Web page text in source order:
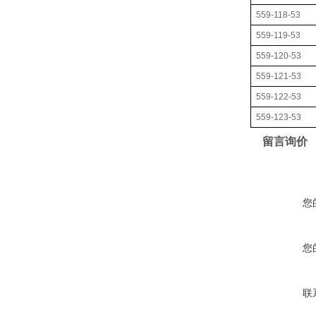
559-118-53
559-119-53
559-120-53
559-121-53
559-122-53
559-123-53
留言询价
您
您
联